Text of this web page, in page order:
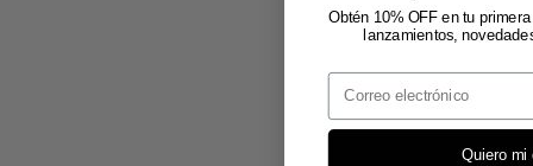
Obtén 10% OFF en tu
lanzamientos,
Email
Quiero mi